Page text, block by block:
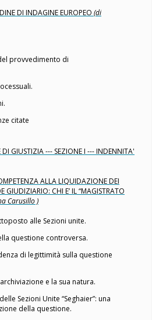
DI INDAGINE EUROPEO (di
provvedimento di
citate
DI GIUSTIZIA --- SEZIONE I --- INDENNITA'
ALLA LIQUIDAZIONE DEI
GIUDIZIARIO: CHI E’ IL “MAGISTRATO
Carusillo )
alle Sezioni unite.
questione controversa.
di legittimità sulla questione
e la sua natura.
Sezioni Unite “Seghaier”: una
della questione.